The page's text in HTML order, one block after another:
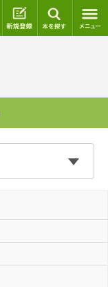
ログイン 新規登録